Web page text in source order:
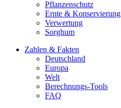
Pflanzenschutz
Ernte & Konservierung
Verwertung
Sorghum
Zahlen & Fakten
Deutschland
Europa
Welt
Berechnungs-Tools
FAQ